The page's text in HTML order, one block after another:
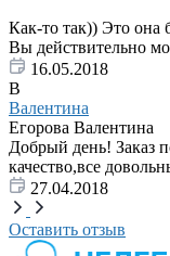
Как-то так)) Это она
Вы действительно
16.05.2018
В
Валентина
Егорова Валентина
Добрый день! Заказ
качество,все
27.04.2018
Оставить отзыв